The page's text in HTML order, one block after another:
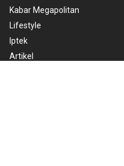
Kabar Megapolitan
Lifestyle
Iptek
Artikel